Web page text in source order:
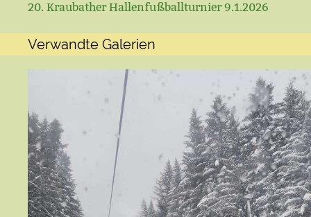
20. Kraubather Hallenfußballturnier 9.1.2026
Verwandte Galerien